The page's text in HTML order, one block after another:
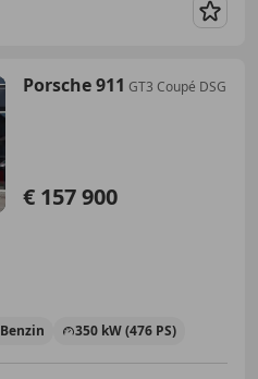
Porsche 911 GT3 Coupé DSG
€ 157 900
Benzin 350 kW (476 PS)